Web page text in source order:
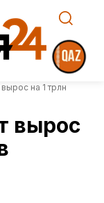
на 1 трлн
вырос